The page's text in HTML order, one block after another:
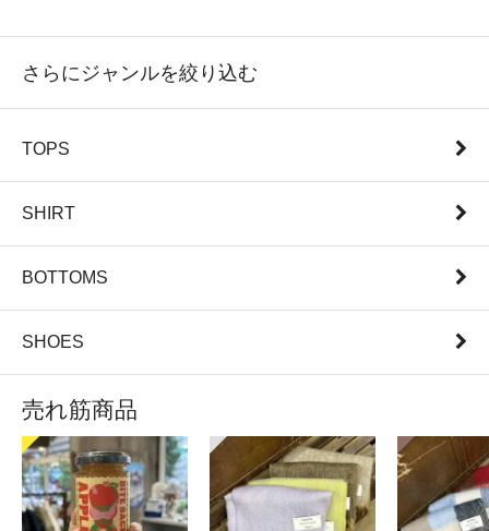
さらにジャンルを絞り込む
TOPS
SHIRT
BOTTOMS
SHOES
売れ筋商品